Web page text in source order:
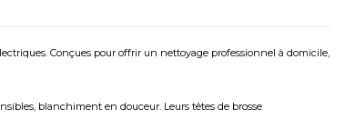
Conçues pour offrir un nettoyage professionnel à domicile,
blanchiment en douceur. Leurs têtes de brosse